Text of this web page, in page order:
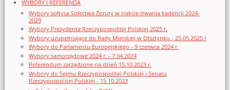
WYBORY I REFERENDA
Wybory sołtysa Sołectwa Zezuty w trakcie trwania kadencji 2024-
2029
Wybory Prezydenta Rzeczypospolitej Polskiej 2025 r.
Wybory uzupełniające do Rady Miejskiej w Olsztynku - 25.05.2025 r
Wybory do Parlamentu Europejskiego - 9 czerwca 2024 r.
Wybory samorządowe 2024 r. - 7.04.2024
Referendum zarządzone na dzień 15.10.2023 r.
Wybory do Sejmu Rzeczypospolitej Polskiej i Senatu
Rzeczypospolitej Polskiej - 15.10.2023